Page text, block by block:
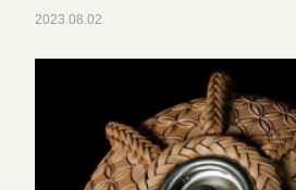
2023.08.02